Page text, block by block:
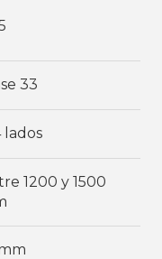
33
lados
1200 y 1500